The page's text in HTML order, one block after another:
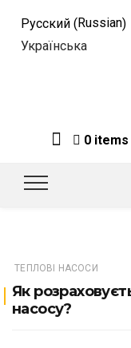
Русский (Russian)
Українська
0 items
ТЕПЛОВІ НАСОСИ
Як
насосу?